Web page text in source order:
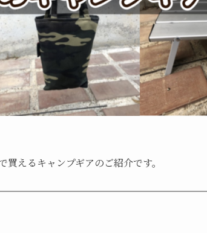
えるキャンプギアのご紹介です。